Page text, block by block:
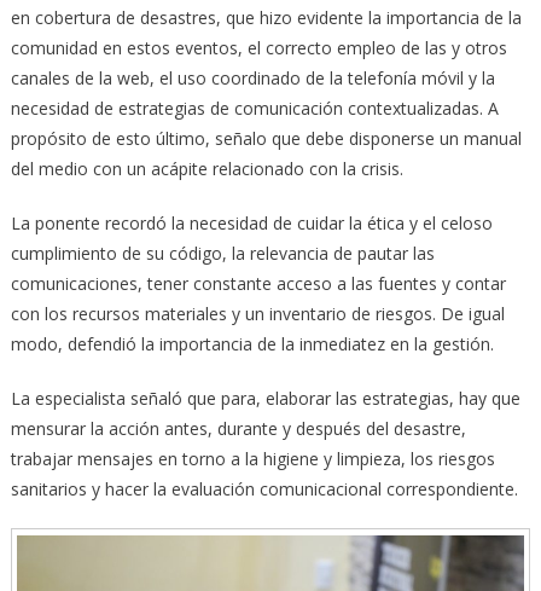
en cobertura de desastres, que hizo evidente la importancia de la
comunidad en estos eventos, el correcto empleo de las y otros
canales de la web, el uso coordinado de la telefonía móvil y la
necesidad de estrategias de comunicación contextualizadas. A
propósito de esto último, señalo que debe disponerse un manual
del medio con un acápite relacionado con la crisis.
La ponente recordó la necesidad de cuidar la ética y el celoso
cumplimiento de su código, la relevancia de pautar las
comunicaciones, tener constante acceso a las fuentes y contar
con los recursos materiales y un inventario de riesgos. De igual
modo, defendió la importancia de la inmediatez en la gestión.
La especialista señaló que para, elaborar las estrategias, hay que
mensurar la acción antes, durante y después del desastre,
trabajar mensajes en torno a la higiene y limpieza, los riesgos
sanitarios y hacer la evaluación comunicacional correspondiente.